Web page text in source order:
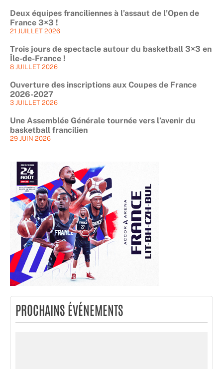
Deux équipes franciliennes à l’assaut de l’Open de
France 3×3 !
21 JUILLET 2026
Trois jours de spectacle autour du basketball 3×3 en
Île-de-France !
8 JUILLET 2026
Ouverture des inscriptions aux Coupes de France
2026-2027
3 JUILLET 2026
Une Assemblée Générale tournée vers l’avenir du
basketball francilien
29 JUIN 2026
PROCHAINS ÉVÉNEMENTS